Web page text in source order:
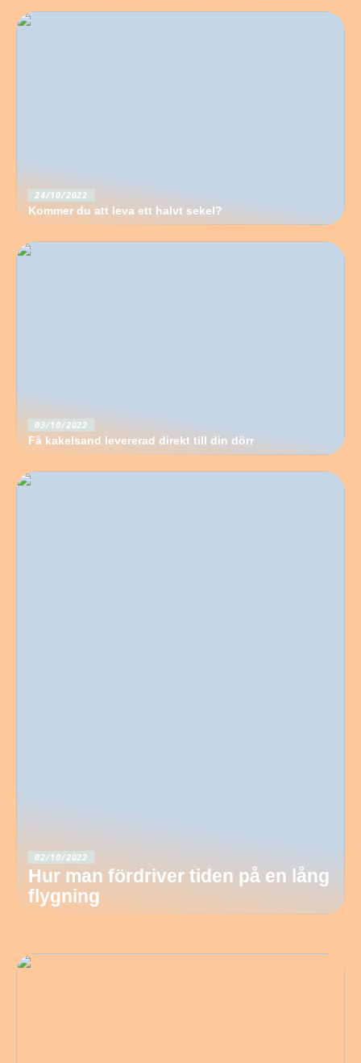
24/10/2022
Kommer du att leva ett halvt sekel?
03/10/2022
Få kakelsand levererad direkt till din dörr
02/10/2022
Hur man fördriver tiden på en lång
flygning